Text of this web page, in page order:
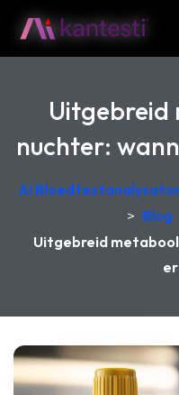
Uitgebreid
nuchter:
AI
> Blog
Uitgebreid